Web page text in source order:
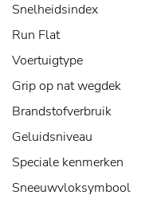
Snelheidsindex
Run Flat
Voertuigtype
Grip op nat wegdek
Brandstofverbruik
Geluidsniveau
Speciale kenmerken
Sneeuwvloksymbool